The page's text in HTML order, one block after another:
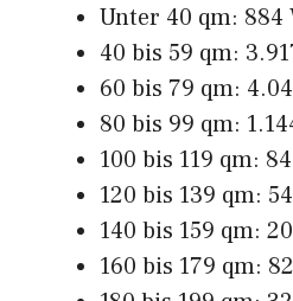
Unter 40 qm: 884
40 bis 59 qm:
60 bis 79 qm:
80 bis 99 qm:
100 bis 119 qm:
120 bis 139 qm:
140 bis 159 qm:
160 bis 179 qm: